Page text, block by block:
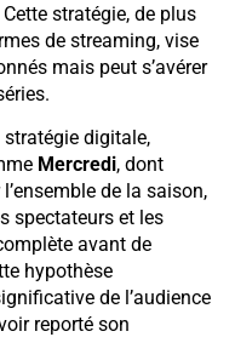
stratégie, de plus
de streaming, vise
mais peut s’avérer
digitale,
Mercredi, dont
de la saison,
spectateurs et les
avant de
hypothèse
de l’audience
reporté son